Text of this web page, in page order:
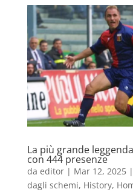
La più grande
con 444 presenze
da editor| Mar 12, 2025|
dagli schemi, History,